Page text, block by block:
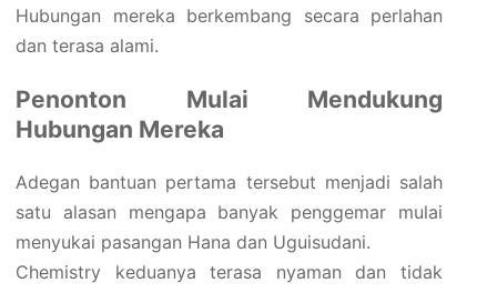
Hubungan mereka berkembang secara perlahan
dan terasa alami.
Penonton Mulai Mendukung
Hubungan Mereka
Adegan bantuan pertama tersebut menjadi salah
satu alasan mengapa banyak penggemar mulai
menyukai pasangan Hana dan Uguisudani.
Chemistry keduanya terasa nyaman dan tidak